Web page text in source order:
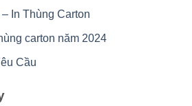
In Thùng Carton
carton năm 2024
Cầu